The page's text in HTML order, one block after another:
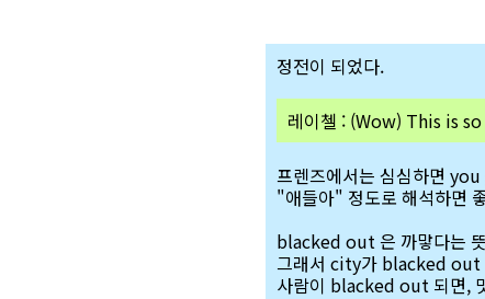
정전이 되었다.
레이첼 : (Wow) This is
프렌즈에서는 심심하면
"애들아" 정도로 해석하면
blacked out 은 까맣다는
그래서 city가 blacked out
사람이 blacked out 되면,